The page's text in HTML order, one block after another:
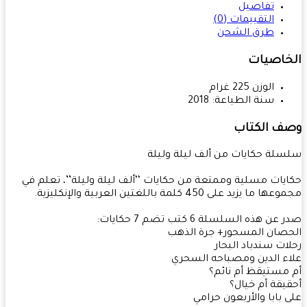
تفاصيل
التقييمات (0)
طرق الشحن
الوزن 225 غرام
سنة الطباعة: 2018
الكتاب
حكايات من ألف ليلة وليلة
مسلية وممتعة من حكايات ‘‘ألف ليلة وليلة’’، تعلم في
ما يزيد على 450 كلمة باللغتين العربية والإنكليزية.
هذه السلسلة 6 كتب تضم 7 حكايات:
المسحور+ جرة الذهب
سندباد البحار
الدين ومصباحه السحري
مستيقظ أم نائم؟
أم خيال؟
بابا والأربعون حرامي